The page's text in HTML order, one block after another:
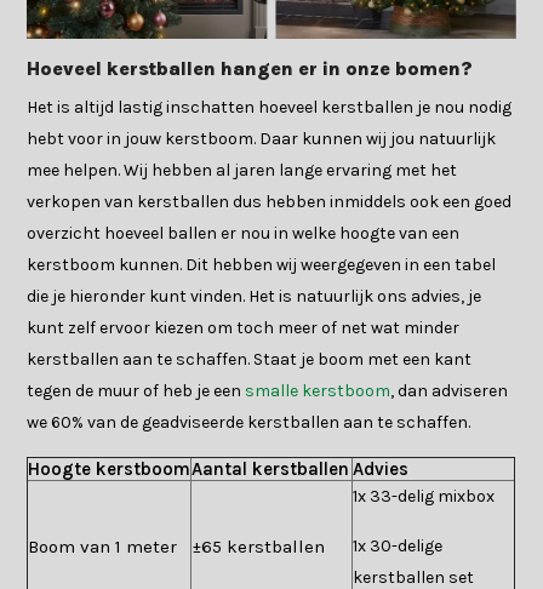
Hoeveel kerstballen hangen er in onze bomen?
Het is altijd lastig inschatten hoeveel kerstballen je nou nodig
hebt voor in jouw kerstboom. Daar kunnen wij jou natuurlijk
mee helpen. Wij hebben al jaren lange ervaring met het
verkopen van kerstballen dus hebben inmiddels ook een goed
overzicht hoeveel ballen er nou in welke hoogte van een
kerstboom kunnen. Dit hebben wij weergegeven in een tabel
die je hieronder kunt vinden. Het is natuurlijk ons advies, je
kunt zelf ervoor kiezen om toch meer of net wat minder
kerstballen aan te schaffen. Staat je boom met een kant
tegen de muur of heb je een smalle kerstboom, dan adviseren
we 60% van de geadviseerde kerstballen aan te schaffen.
Hoogte kerstboomAantal kerstballen Advies
Boom van 1 meter ±65 kerstballen
1x 33-delig mixbox
1x 30-delige
kerstballen set